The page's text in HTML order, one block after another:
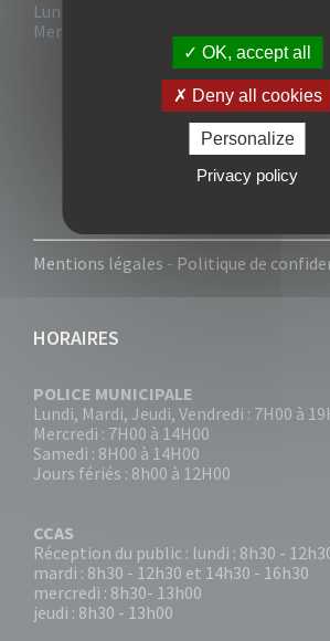
Lun - Mar : 7h30- 13h & 14h-17h
Mer-Jeu-Vend : 7h30 - 13h30
Mentions légales - Politique de
HORAIRES
POLICE MUNICIPALE
Lundi, Mardi, Jeudi, Vendredi : 7H00 à
Mercredi : 7H00 à 14H00
Samedi : 8H00 à 14H00
Jours fériés : 8h00 à 12H00
CCAS
Réception du public : lundi : 8h30 -
mardi : 8h30 - 12h30 et 14h30 - 16h30
mercredi : 8h30- 13h00
jeudi : 8h30 - 13h00
OK, accept all
Deny all cookies
Personalize
Privacy policy